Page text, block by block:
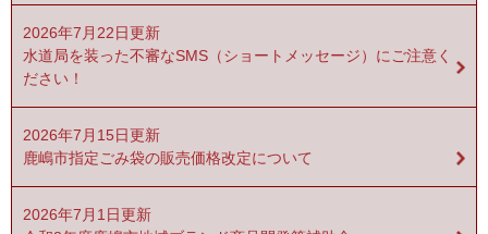
2026年7月22日更新
水道局を装った不審なSMS（ショートメッセージ）にご注意く
ださい！
2026年7月15日更新
鹿嶋市指定ごみ袋の販売価格改定について
2026年7月1日更新